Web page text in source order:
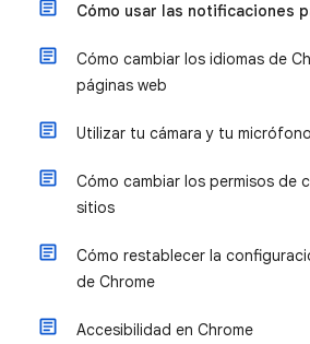
Cómo usar las notificaciones
Cómo cambiar los idiomas de
páginas web
Utilizar tu cámara y tu
Cómo cambiar los permisos de
sitios
Cómo restablecer la
de Chrome
Accesibilidad en Chrome